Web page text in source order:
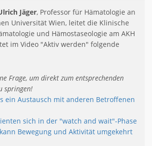
Jäger, Professor für Hämatologie an
Universität Wien, leitet die Klinische
und Hämostaseologie am AKH
im Video "Aktiv werden" folgende
Frage, um direkt zum entsprechenden
springen!
ein Austausch mit anderen Betroffenen
sich in der "watch and wait"-Phase
Bewegung und Aktivität umgekehrt